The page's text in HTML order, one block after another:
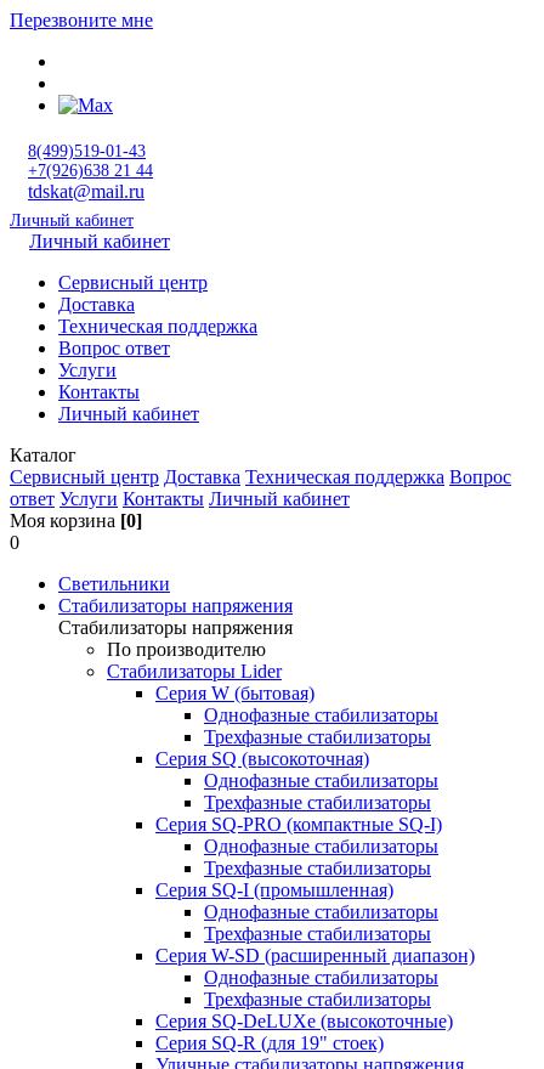
Перезвоните мне
8(499)519-01-43
+7(926)638 21 44
tdskat@mail.ru
Личный кабинет
Личный кабинет
Сервисный центр
Доставка
Техническая поддержка
Вопрос ответ
Услуги
Контакты
Личный кабинет
Каталог
Сервисный центр Доставка Техническая поддержка Вопрос
ответ Услуги Контакты Личный кабинет
Моя корзина [0]
0
Светильники
Стабилизаторы напряжения
Стабилизаторы напряжения
По производителю
Стабилизаторы Lider
Cерия W (бытовая)
Однофазные стабилизаторы
Трехфазные стабилизаторы
Серия SQ (высокоточная)
Однофазные стабилизаторы
Трехфазные стабилизаторы
Cерия SQ-PRO (компактные SQ-I)
Однофазные стабилизаторы
Трехфазные стабилизаторы
Серия SQ-I (промышленная)
Однофазные стабилизаторы
Трехфазные стабилизаторы
Серия W-SD (расширенный диапазон)
Однофазные стабилизаторы
Трехфазные стабилизаторы
Серия SQ-DeLUXe (высокоточные)
Серия SQ-R (для 19" стоек)
Уличные стабилизаторы напряжения